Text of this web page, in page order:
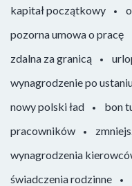
kapitał początkowy
pozorna umowa o pracę
zdalna za granicą
wynagrodzenie po
nowy polski ład
bon
pracowników
wynagrodzenia
świadczenia rodzinne